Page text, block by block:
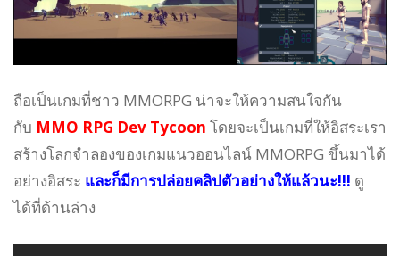
ถือเป็นเกมที่ชาว MMORPG น่าจะให้ความสนใจกัน
กับ MMO RPG Dev Tycoon โดยจะเป็นเกมที่ให้อิสระเรา
สร้างโลกจำลองของเกมแนวออนไลน์ MMORPG ขึ้นมาได้
อย่างอิสระ และก็มีการปล่อยคลิปตัวอย่างให้แล้วนะ!!! ดู
ได้ที่ด้านล่าง